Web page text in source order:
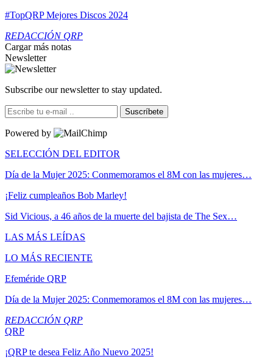
#TopQRP Mejores Discos 2024
REDACCIÓN QRP
Cargar más notas
Newsletter
Subscribe our newsletter to stay updated.
Suscríbete
Powered by
SELECCIÓN DEL EDITOR
Día de la Mujer 2025: Conmemoramos el 8M con las mujeres…
¡Feliz cumpleaños Bob Marley!
Sid Vicious, a 46 años de la muerte del bajista de The Sex…
LAS MÁS LEÍDAS
LO MÁS RECIENTE
Efeméride QRP
Día de la Mujer 2025: Conmemoramos el 8M con las mujeres…
REDACCIÓN QRP
QRP
¡QRP te desea Feliz Año Nuevo 2025!